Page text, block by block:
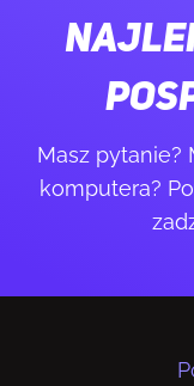
2 TB (PCI-E x4
Chłodzenie
Chłodzenie
Masz pytanie?
komputera?